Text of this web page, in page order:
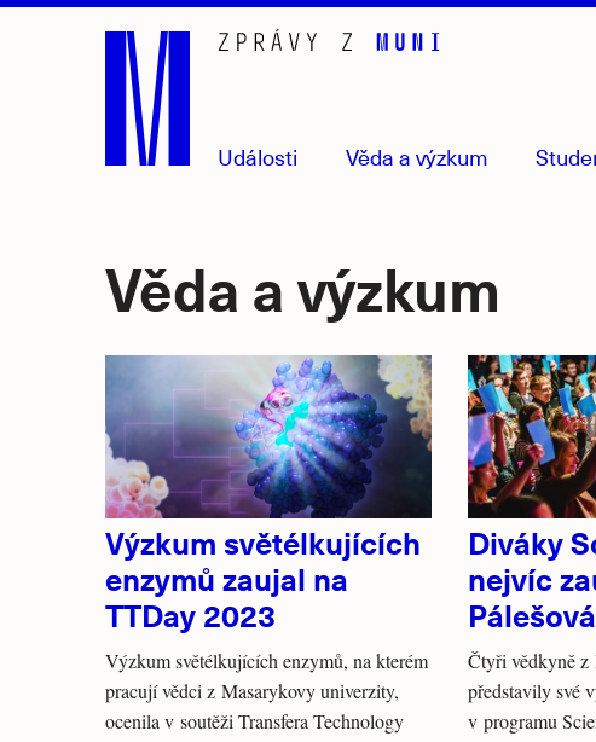
Události Věda a výzkum
Věda a výzkum
Výzkum světélkujících
enzymů zaujal na
TTDay 2023
Výzkum světélkujících enzymů, na kterém
pracují vědci z Masarykovy univerzity,
ocenila v soutěži Transfera Technology
Diváky
nejvíc
Pálešová
Čtyři vědkyně
představily své
v programu